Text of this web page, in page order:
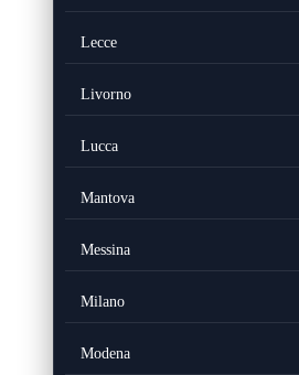
Lecce
Livorno
Lucca
Mantova
Messina
Milano
Modena